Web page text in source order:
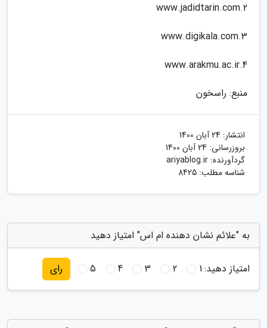
2.www.jadidtarin.com
3.www.digikala.com
4.www.arakmu.ac.ir
منبع: راسخون
انتشار: 24 آبان 1400
بروزرسانی: 24 آبان 1400
گردآورنده: ariyablog.ir
شناسه مطلب: 8425
به "علائم نشان دهنده ام اس" امتیاز دهید
امتیاز دهید:1
2
3
4
5 رای